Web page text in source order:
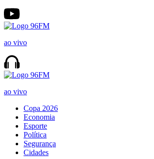
ao vivo
ao vivo
Copa 2026
Economia
Esporte
Política
Segurança
Cidades